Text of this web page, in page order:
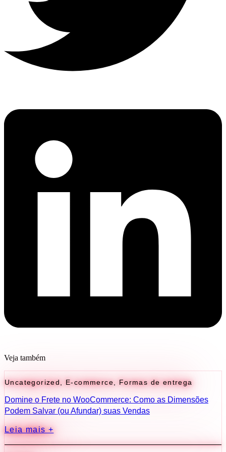
Veja também
Uncategorized E-commerce Formas de entrega
Domine o Frete no WooCommerce: Como as Dimensões
Podem Salvar (ou Afundar) suas Vendas
Leia mais +